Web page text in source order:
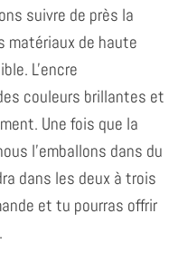
suivre de près la
matériaux de haute
L'encre
couleurs brillantes et
Une fois que la
l'emballons dans du
dans les deux à trois
et tu pourras offrir